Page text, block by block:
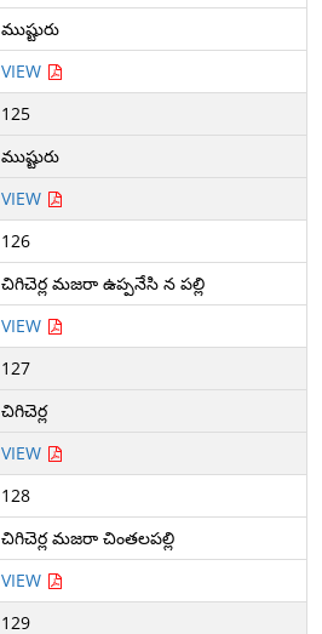
ముష్టురు
VIEW
125
ముష్టురు
VIEW
126
చిగిచెర్ల మజరా ఉప్పనేసి న పల్లి
VIEW
127
చిగిచెర్ల
VIEW
128
చిగిచెర్ల మజరా చింతలపల్లి
VIEW
129